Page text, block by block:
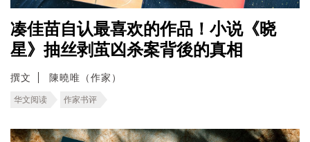
凑佳苗自认最喜欢的作品！小说《晓
星》抽丝剥茧凶杀案背後的真相
撰文 陳曉唯（作家）
华文阅读 作家书评